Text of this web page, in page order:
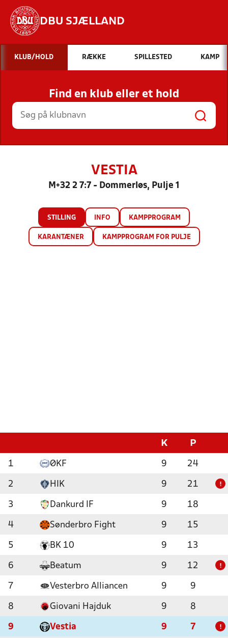
DBU SJÆLLAND
Hvad vil du søge efter?
INDHOLD OG NYHEDER
STILLINGER, RESULTATER, KLUBBER OG
HOLD
KLUB/HOLD RÆKKE SPILLESTED KAMP
Find en klub eller et hold
VESTIA
M+32 2 7:7 - Dommerløs, Pulje 1
STILLING INFO KAMPPROGRAM
KARANTÆNER KAMPPROGRAM FOR PULJE
K P
1 ØKF 9 24
2 HIK 9 21 !
3 Dankurd IF 9 18
4 Sønderbro Fight 9 15
5 BK 10 9 13
6 Beatum 9 12 !
7 Vesterbro Alliancen 9 9
8 Giovani Hajduk 9 8
9 Vestia 9 7 !